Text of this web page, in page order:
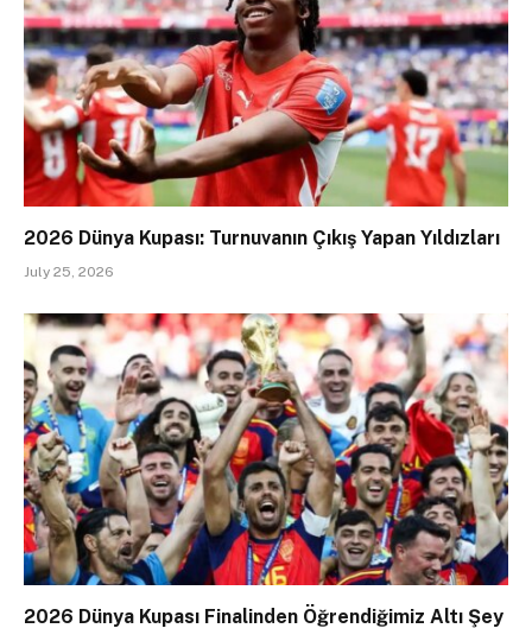
2026 Dünya Kupası: Turnuvanın Çıkış Yapan Yıldızları
July 25, 2026
2026 Dünya Kupası Finalinden Öğrendiğimiz Altı Şey